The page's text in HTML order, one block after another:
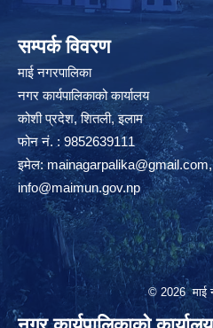
सम्पर्क विवरण
माई नगरपालिका
नगर कार्यपालिकाको कार्यालय
कोशी प्रदेश, शितली, इलाम
फोन नं. : 9852639111
इमेल:mainagarpalika@gmail.com,
info@maimun.gov.np
© 2026 माई